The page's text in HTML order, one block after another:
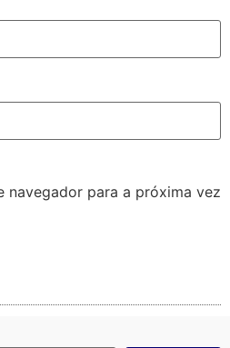
navegador para a próxima vez